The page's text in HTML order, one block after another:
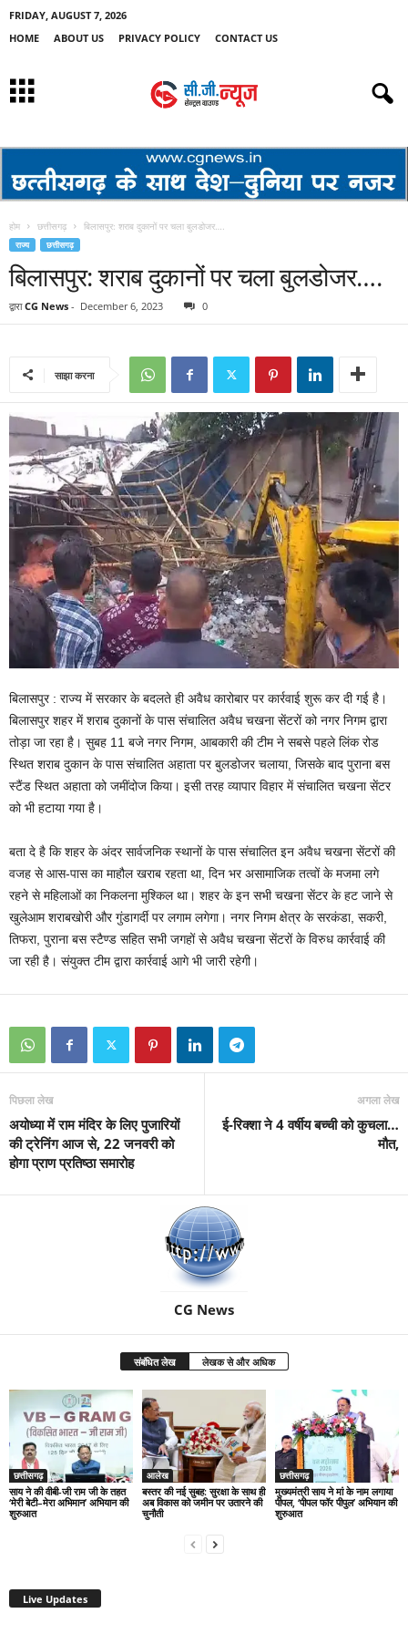
FRIDAY, AUGUST 7, 2026
HOME
ABOUT US PRIVACY POLICY CONTACT US
होम छत्तीसगढ़ बिलासपुर: शराब दुकानों पर चला बुलडोजर….
राज्य छत्तीसगढ़
बिलासपुर: शराब दुकानों पर चला बुलडोजर….
द्वारा CG News - December 6, 2023 0
साझा करना
बिलासपुर : राज्य में सरकार के बदलते ही अवैध कारोबार पर कार्रवाई शुरू कर दी गई है।
बिलासपुर शहर में शराब दुकानों के पास संचालित अवैध चखना सेंटरों को नगर निगम द्वारा
तोड़ा जा रहा है। सुबह 11 बजे नगर निगम, आबकारी की टीम ने सबसे पहले लिंक रोड
स्थित शराब दुकान के पास संचालित अहाता पर बुलडोजर चलाया, जिसके बाद पुराना बस
स्टैंड स्थित अहाता को जमींदोज किया। इसी तरह व्यापार विहार में संचालित चखना सेंटर
को भी हटाया गया है।
बता दे है कि शहर के अंदर सार्वजनिक स्थानों के पास संचालित इन अवैध चखना सेंटरों की
वजह से आस-पास का माहौल खराब रहता था, दिन भर असामाजिक तत्वों के मजमा लगे
रहने से महिलाओं का निकलना मुश्किल था। शहर के इन सभी चखना सेंटर के हट जाने से
खुलेआम शराबखोरी और गुंडागर्दी पर लगाम लगेगा। नगर निगम क्षेत्र के सरकंडा, सकरी,
तिफरा, पुराना बस स्टैण्ड सहित सभी जगहों से अवैध चखना सेंटरों के विरुध कार्रवाई की
जा रही है। संयुक्त टीम द्वारा कार्रवाई आगे भी जारी रहेगी।
पिछला लेख
अयोध्या में राम मंदिर के लिए पुजारियों
की ट्रेनिंग आज से, 22 जनवरी को
होगा प्राण प्रतिष्ठा समारोह
अगला लेख
ई-रिक्शा ने 4 वर्षीय बच्ची को कुचला…
मौत,
CG News
संबंधित लेख लेखक से और अधिक
छत्तीसगढ़
साय ने की वीबी-जी राम जी के तहत
‘मेरी बेटी–मेरा अभिमान’ अभियान की
शुरुआत
आलेख
बस्तर की नई सुबह: सुरक्षा के साथ ही
अब विकास को जमीन पर उतारने की
चुनौती
छत्तीसगढ़
मुख्यमंत्री साय ने मां के नाम लगाया
पीपल, ‘पीपल फॉर पीपुल’ अभियान की
शुरुआत
Live Updates